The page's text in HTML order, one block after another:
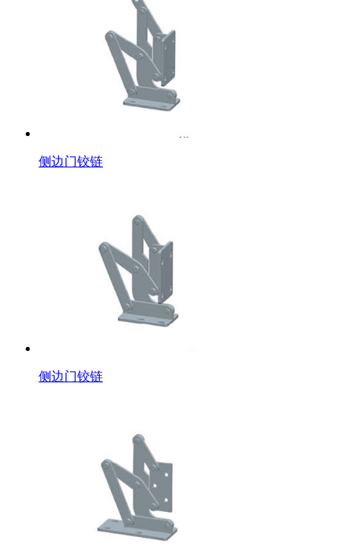
侧边门铰链
侧边门铰链